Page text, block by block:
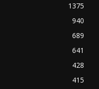
1375
940
689
641
428
415